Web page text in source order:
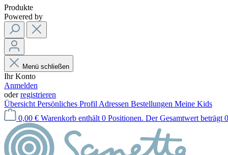
Produkte
Powered by
Menü schließen
Ihr Konto
Anmelden
oderregistrieren
Übersicht Persönliches Profil Adressen Bestellungen Meine Kids
0,00 € Warenkorb enthält 0 Positionen. Der Gesamtwert beträgt